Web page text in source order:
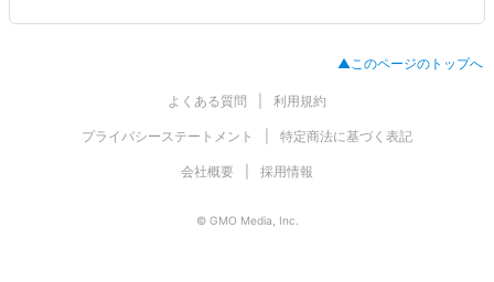
▲このページのトップへ
よくある質問 利用規約
プライバシーステートメント 特定商法に基づく表記
会社概要 採用情報
© GMO Media, Inc.